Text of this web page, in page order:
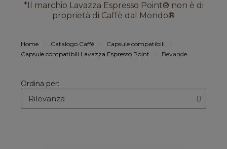
*Il marchio Lavazza Espresso Point® non è di
proprietà di Caffè dal Mondo®
Home Catalogo Caffè
Capsule compatibili
Capsule compatibili Lavazza Espresso Point
Bevande
Ordina per: